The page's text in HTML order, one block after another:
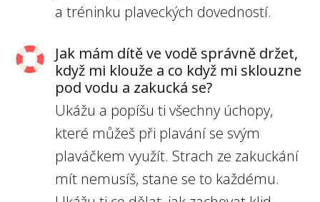
a tréninku plaveckých dovedností.
Jak mám dítě ve vodě správně držet,
když mi klouže a co když mi sklouzne
pod vodu a zakucká se?
Ukážu a popíšu ti všechny úchopy,
které můžeš při plavání se svým
plaváčkem využít. Strach ze zakuckání
mít nemusíš, stane se to každému.